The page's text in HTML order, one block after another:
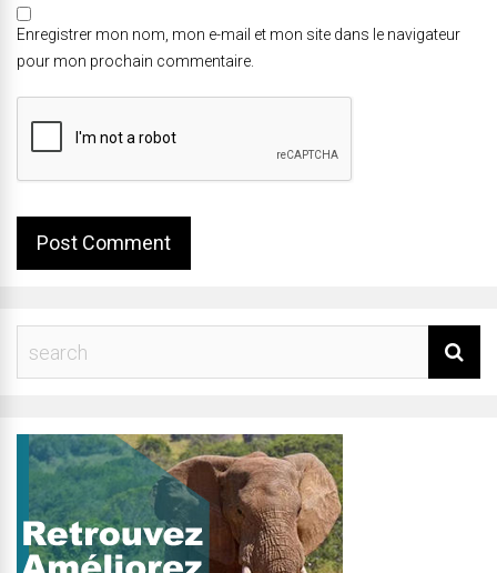
Enregistrer mon nom, mon e-mail et mon site dans le navigateur
pour mon prochain commentaire.